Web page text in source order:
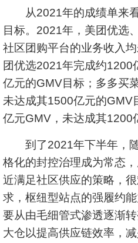
从2021年的成绩单来看
目标。2021年，美团优选
社区团购平台的业务收入
团优选2021年完成约
亿元的GMV目标；多多买
未达成其1500亿元的GMV
亿元GMV，未达成其1200
到了2021年下半年，随
格化的封控治理成为常态
近满足社区供应的策略，
求，枢纽型站点的强履约
要从由毛细管式渗透逐渐
大仓以提高供应链效率，